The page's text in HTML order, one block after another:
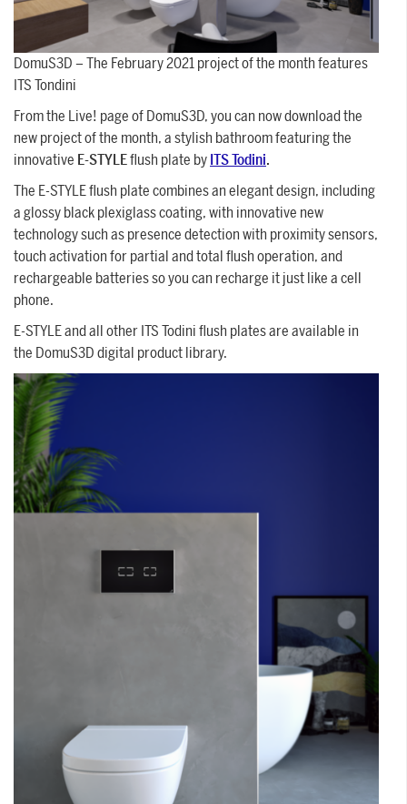
SUPORTE
Assistência técnica para guiá-lo através
do software, desde a instalação até o
projeto final.
Saiba mais
PARA AQUITETOS E DESIGNERS
Saiba mais >
DomuS3D – The February 2021 project of the month features
ITS Tondini
From the Live! page of DomuS3D, you can now download the
new project of the month, a stylish bathroom featuring the
innovative E-STYLEflush plate byITS Todini.
The E-STYLE flush plate combines an elegant design, including
a glossy black plexiglass coating, with innovative new
technology such as presence detection with proximity sensors,
touch activation for partial and total flush operation, and
rechargeable batteries so you can recharge it just like a cell
phone.
E-STYLE and all other ITS Todini flush plates are available in
the DomuS3D digital product library.